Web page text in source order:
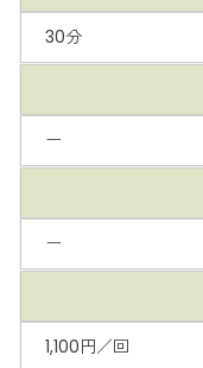
30分
ー
ー
1,100円／回